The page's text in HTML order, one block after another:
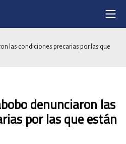
las condiciones precarias por las que
denunciaron las
por las que están